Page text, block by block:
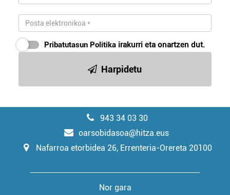
Pribatutasun Politika irakurri eta onartzen dut.
Harpidetu
943 34 03 30
oarsobidasoa@hitza.eus
Nafarroa etorbidea 26, Errenteria-Orereta 20100
Nor gara